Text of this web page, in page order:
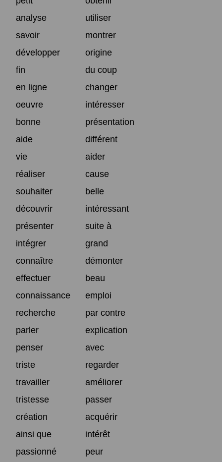
analyse
utiliser
savoir
montrer
développer
origine
fin
du coup
en ligne
changer
oeuvre
intéresser
bonne
présentation
aide
différent
vie
aider
réaliser
cause
souhaiter
belle
découvrir
intéressant
présenter
suite à
intégrer
grand
connaître
démonter
effectuer
beau
connaissance
emploi
recherche
par contre
parler
explication
penser
avec
triste
regarder
travailler
améliorer
tristesse
passer
création
acquérir
ainsi que
intérêt
passionné
peur